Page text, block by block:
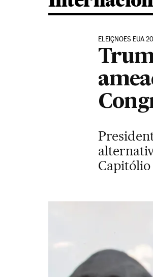
ELEIÇNOES EUA
Capitólio